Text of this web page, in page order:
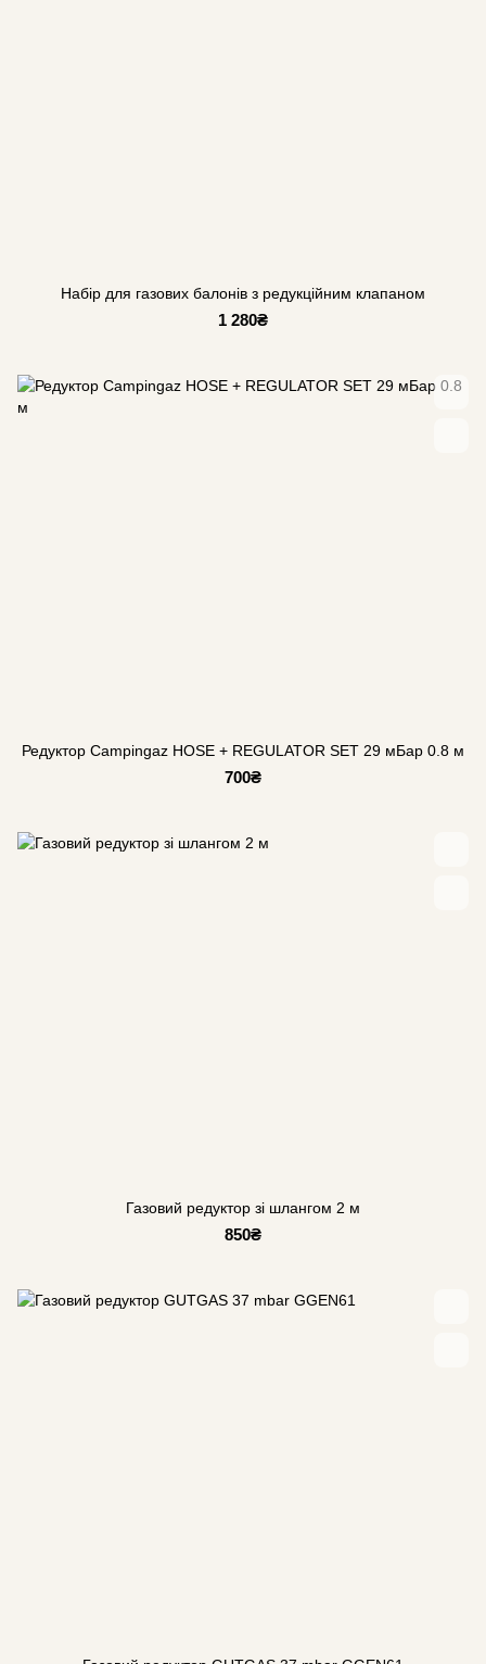
Набір для газових балонів з редукційним клапаном
1 280₴
Редуктор Campingaz HOSE + REGULATOR SET 29 мБар 0.8 м
700₴
Газовий редуктор зі шлангом 2 м
850₴